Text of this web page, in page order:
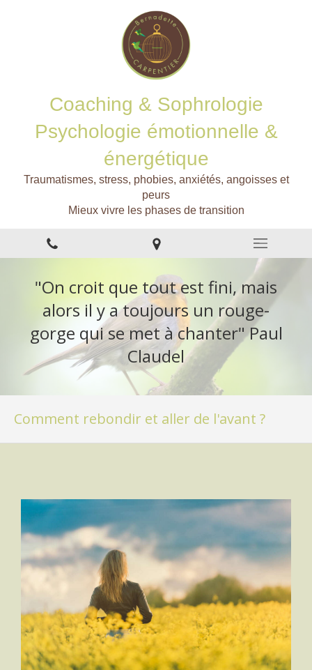
Coaching & Sophrologie
Psychologie émotionnelle &
énergétique
Traumatismes, stress, phobies, anxiétés, angoisses et
peurs
Mieux vivre les phases de transition
"On croit que tout est fini, mais
alors il y a toujours un rouge-
gorge qui se met à chanter" Paul
Claudel
Comment rebondir et aller de l'avant ?